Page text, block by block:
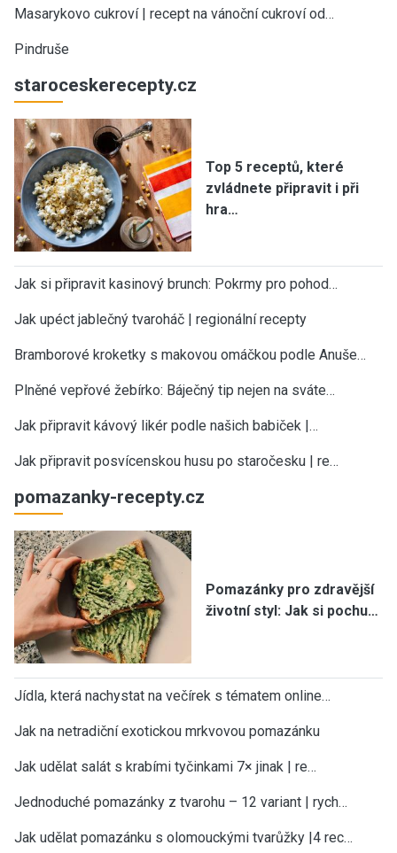
Masarykovo cukroví | recept na vánoční cukroví od…
Pindruše
staroceskerecepty.cz
Top 5 receptů, které
zvládnete připravit i při
hra…
Jak si připravit kasinový brunch: Pokrmy pro pohod…
Jak upéct jablečný tvaroháč | regionální recepty
Bramborové kroketky s makovou omáčkou podle Anuše…
Plněné vepřové žebírko: Báječný tip nejen na sváte…
Jak připravit kávový likér podle našich babiček |…
Jak připravit posvícenskou husu po staročesku | re…
pomazanky-recepty.cz
Pomazánky pro zdravější
životní styl: Jak si pochu…
Jídla, která nachystat na večírek s tématem online…
Jak na netradiční exotickou mrkvovou pomazánku
Jak udělat salát s krabími tyčinkami 7× jinak | re…
Jednoduché pomazánky z tvarohu – 12 variant | rych…
Jak udělat pomazánku s olomouckými tvarůžky |4 rec…